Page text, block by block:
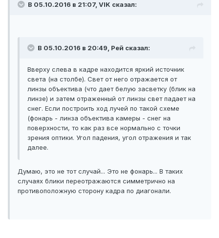
В 05.10.2016 в 21:07, VIK сказал:
В 05.10.2016 в 20:49, Рей сказал:
Вверху слева в кадре находится яркий источник
света (на столбе). Свет от него отражается от
линзы объектива (что дает белую засветку (блик на
линзе) и затем отраженный от линзы свет падает на
снег. Если построить ход лучей по такой схеме
(фонарь - линза объектива камеры - снег на
поверхности, то как раз все нормально с точки
зрения оптики. Угол падения, угол отражения и так
далее.
Думаю, это не тот случай... Это не фонарь... В таких
случаях блики переотражаются симметрично на
противоположную сторону кадра по диагонали.